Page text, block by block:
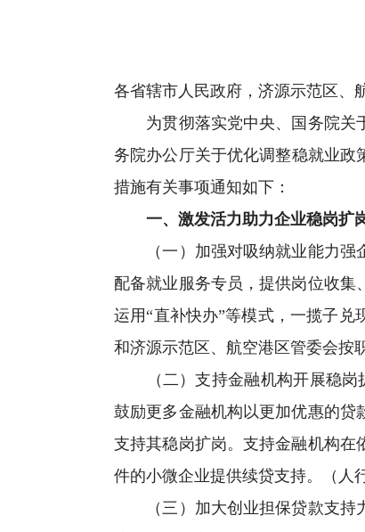
各省辖市人民政府，济源示范区、
为贯彻落实党中央、国务院关于
务院办公厅关于优化调整稳就业政
措施有关事项通知如下：
一、激发活力助力企业稳岗扩
（一）加强对吸纳就业能力强企
配备就业服务专员，提供岗位收集
运用“直补快办”等模式，一揽子
和济源示范区、航空港区管委会按
（二）支持金融机构开展稳岗扩
鼓励更多金融机构以更加优惠的贷
支持其稳岗扩岗。支持金融机构在
件的小微企业提供续贷支持。（人
（三）加大创业担保贷款支持力